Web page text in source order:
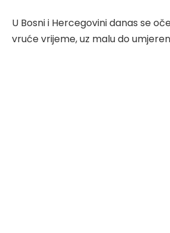
U Bosni i Hercegovini danas se
vruće vrijeme, uz malu do